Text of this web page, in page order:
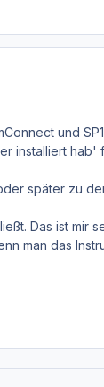
und
installiert hab'
später zu
Das ist mir
man das